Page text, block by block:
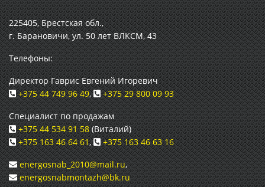
225405, Брестская обл.,
г. Барановичи, ул. 50 лет ВЛКСМ, 43
Телефоны:
Директор Гаврис Евгений Игоревич
+375 44 749 96 49,
+375 29 800 09 93
Специалист по продажам
+375 44 534 91 58(Виталий)
+375 163 46 64 61,
+375 163 46 63 16
energosnab_2010@mail.ru,
energosnabmontazh@bk.ru